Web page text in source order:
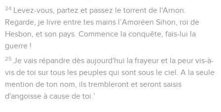
24 Levez-vous, partez et passez le torrent de l'Arnon.
Regarde, je livre entre tes mains l’Amoréen Sihon, roi de
Hesbon, et son pays. Commence la conquête, fais-lui la
guerre !
25 Je vais répandre dès aujourd'hui la frayeur et la peur vis-à-
vis de toi sur tous les peuples qui sont sous le ciel. A la seule
mention de ton nom, ils trembleront et seront saisis
d'angoisse à cause de toi.’